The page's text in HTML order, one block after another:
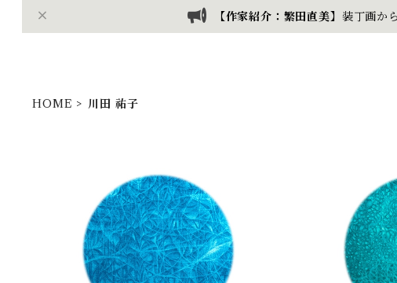
【作家紹介：繁田直美】 装丁画か
HOME 川田 祐子
蒼刻の揺花（ed.7） / 川田 祐子 Kawada
Yuko
¥45,000
（最後の1点
祐子